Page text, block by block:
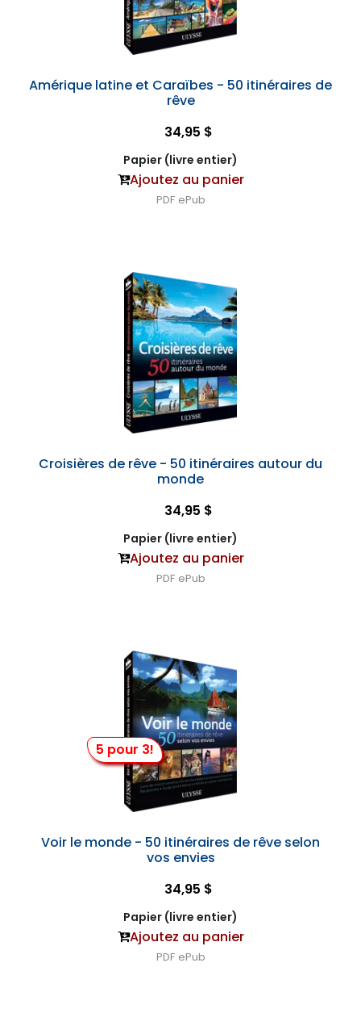
Amérique latine et Caraïbes - 50 itinéraires de
rêve
34,95 $
Papier (livre entier)
Ajoutez au panier
PDF ePub
Croisières de rêve - 50 itinéraires autour du
monde
34,95 $
Papier (livre entier)
Ajoutez au panier
PDF ePub
5 pour 3!
Voir le monde - 50 itinéraires de rêve selon
vos envies
34,95 $
Papier (livre entier)
Ajoutez au panier
PDF ePub